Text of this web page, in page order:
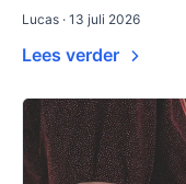
Lucas · 13 juli 2026
Lees verder